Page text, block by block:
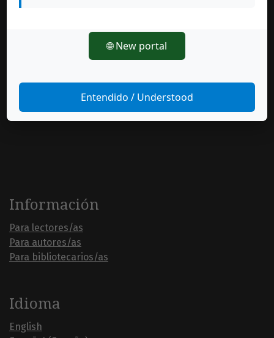
Información
Para lectores/as
Para autores/as
Para bibliotecarios/as
Idioma
English
🌐 New portal
Entendido / Understood